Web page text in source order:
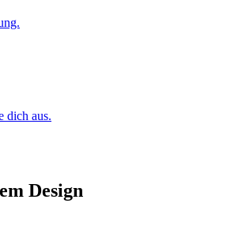
dich aus.
Design